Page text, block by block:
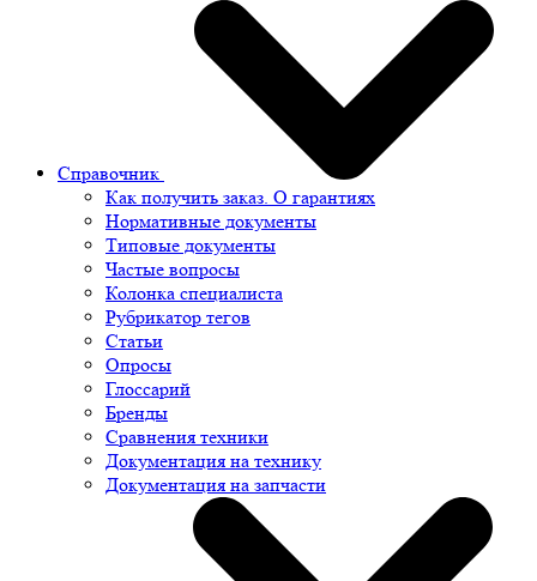
Справочник
Как получить заказ. О гарантиях
Нормативные документы
Типовые документы
Частые вопросы
Колонка специалиста
Рубрикатор тегов
Статьи
Опросы
Глоссарий
Бренды
Сравнения техники
Документация на технику
Документация на запчасти